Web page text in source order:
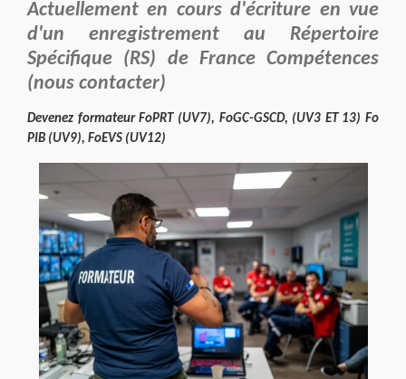
Actuellement en cours d'écriture en vue
d'un enregistrement au Répertoire
Spécifique (RS) de France Compétences
(nous contacter)
Devenez formateur FoPRT (UV7), FoGC-GSCD, (UV3 ET 13) Fo
PIB (UV9), FoEVS (UV12)